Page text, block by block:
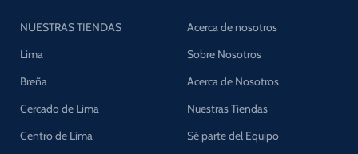
NUESTRAS TIENDAS
Lima
Breña
Cercado de Lima
Centro de Lima
Acerca de nosotros
Sobre Nosotros
Acerca de Nosotros
Nuestras Tiendas
Sé parte del Equipo